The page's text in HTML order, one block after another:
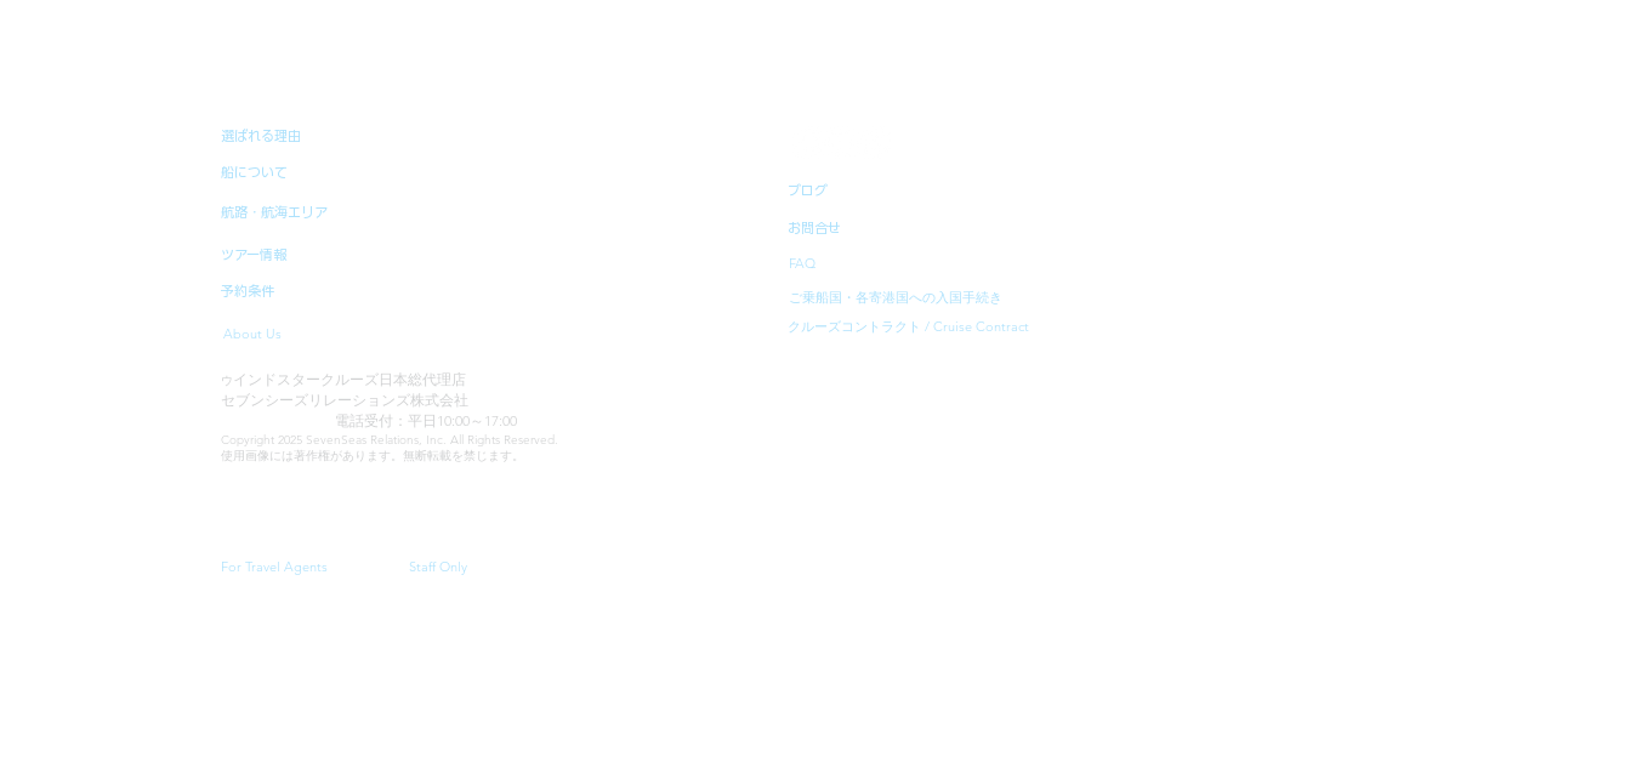
選ばれる理由
船について
航路・航海エリア
ツアー情報
予約条件
About Us
ブログ
お問合せ
FAQ
クルーズコントラクト / Cruise Contract
ご乗船国・各寄港国への入国手続き
ウ インドスタークルーズ日本総代理店
セブンシーズリレーションズ株式会社
電話受付：平日10:00～17:00
Copyright 2025 SevenSeas Relations, Inc. All Rights Reserved.
使用画像には著作権があります。無断転載を禁じます。
For Travel Agents Staff Only